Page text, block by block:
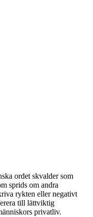
ordet skvalder som
sprids om andra
rykten eller negativt
till lättviktig
privatliv.